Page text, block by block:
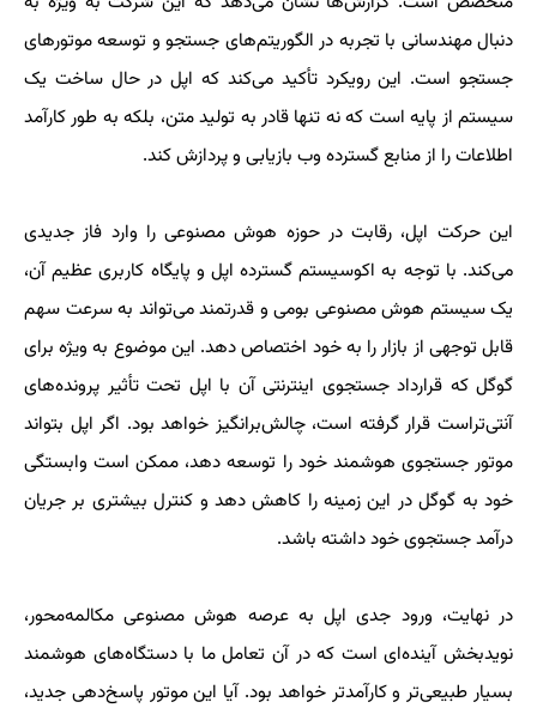
دنبال مهندسانی با تجربه در الگوریتم‌های جستجو و توسعه موتورهای
جستجو است. این رویکرد تأکید می‌کند که اپل در حال ساخت یک
سیستم از پایه است که نه تنها قادر به تولید متن، بلکه به طور کارآمد
اطلاعات را از منابع گسترده وب بازیابی و پردازش کند.
این حرکت اپل، رقابت در حوزه هوش مصنوعی را وارد فاز جدیدی
می‌کند. با توجه به اکوسیستم گسترده اپل و پایگاه کاربری عظیم آن،
یک سیستم هوش مصنوعی بومی و قدرتمند می‌تواند به سرعت سهم
قابل توجهی از بازار را به خود اختصاص دهد. این موضوع به ویژه برای
گوگل که قرارداد جستجوی اینترنتی آن با اپل تحت تأثیر پرونده‌های
آنتی‌تراست قرار گرفته است، چالش‌برانگیز خواهد بود. اگر اپل بتواند
موتور جستجوی هوشمند خود را توسعه دهد، ممکن است وابستگی
خود به گوگل در این زمینه را کاهش دهد و کنترل بیشتری بر جریان
درآمد جستجوی خود داشته باشد.
در نهایت، ورود جدی اپل به عرصه هوش مصنوعی مکالمه‌محور،
نویدبخش آینده‌ای است که در آن تعامل ما با دستگاه‌های هوشمند
بسیار طبیعی‌تر و کارآمدتر خواهد بود. آیا این موتور پاسخ‌دهی جدید،